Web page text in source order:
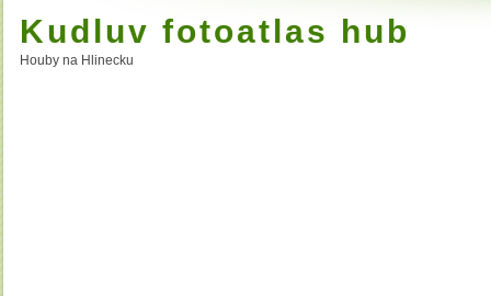
Kudluv fotoatlas hub
Houby na Hlinecku